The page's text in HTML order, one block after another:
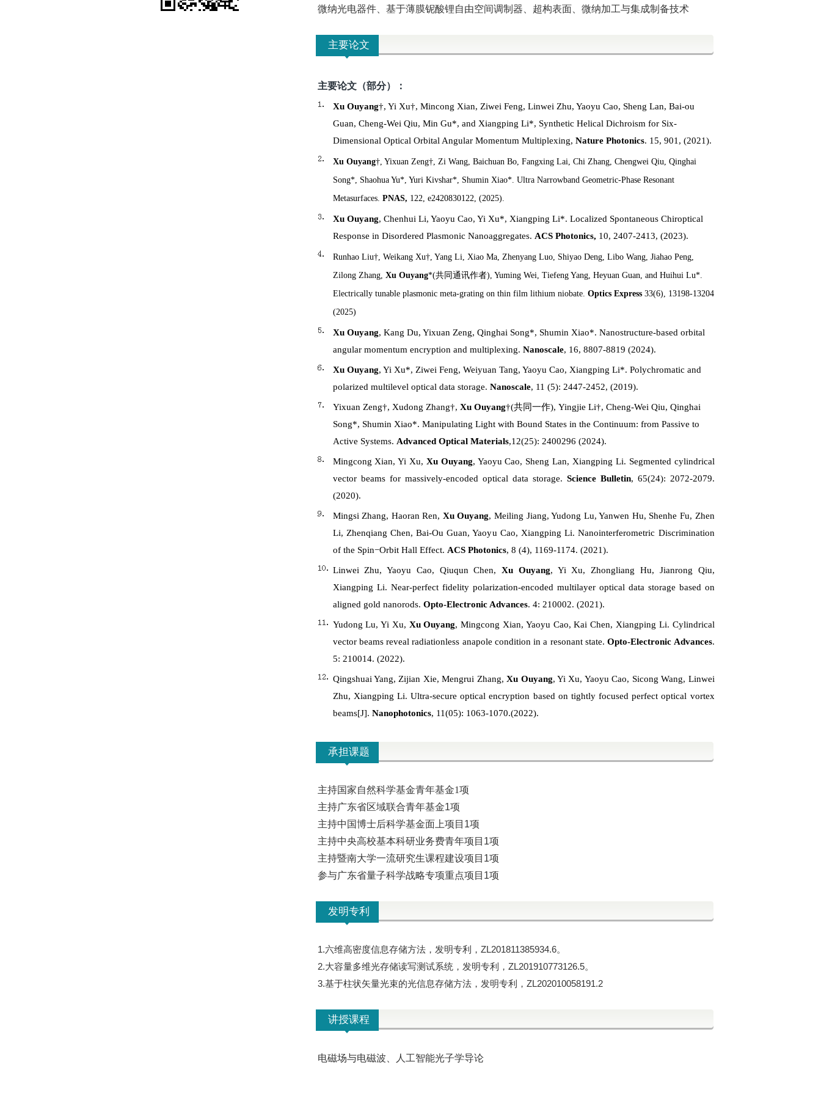
微纳光电器件、基于薄膜铌酸锂自由空间调制器、超构表面、 微纳加工与集成制备技术
主要论文
主要论文（部分）：
Xu Ouyang†, Yi Xu†, Mincong Xian, Ziwei Feng, Linwei Zhu, Yaoyu Cao, Sheng Lan, Bai-ou
Guan, Cheng-Wei Qiu, Min Gu*, and Xiangping Li*, Synthetic Helical Dichroism for Six-
Dimensional Optical Orbital Angular Momentum Multiplexing, Nature Photonics. 15, 901, (2021).
Xu Ouyang†, Yixuan Zeng†, Zi Wang, Baichuan Bo, Fangxing Lai, Chi Zhang, Chengwei Qiu, Qinghai
Song*, Shaohua Yu*, Yuri Kivshar*, Shumin Xiao*. Ultra Narrowband Geometric-Phase Resonant
Metasurfaces. PNAS, 122, e2420830122, (2025).
Xu Ouyang, Chenhui Li, Yaoyu Cao, Yi Xu*, Xiangping Li*. Localized Spontaneous Chiroptical
Response in Disordered Plasmonic Nanoaggregates. ACS Photonics, 10, 2407-2413, (2023).
Runhao Liu†, Weikang Xu†, Yang Li, Xiao Ma, Zhenyang Luo, Shiyao Deng, Libo Wang, Jiahao Peng,
Zilong Zhang, Xu Ouyang*(共同通讯作者), Yuming Wei, Tiefeng Yang, Heyuan Guan, and Huihui Lu*.
Electrically tunable plasmonic meta-grating on thin film lithium niobate. Optics Express33(6), 13198-13204
(2025)
Xu Ouyang, Kang Du, Yixuan Zeng, Qinghai Song*, Shumin Xiao*. Nanostructure-based orbital
angular momentum encryption and multiplexing. Nanoscale, 16, 8807-8819 (2024).
Xu Ouyang, Yi Xu*, Ziwei Feng, Weiyuan Tang, Yaoyu Cao, Xiangping Li*. Polychromatic and
polarized multilevel optical data storage. Nanoscale, 11 (5): 2447-2452, (2019).
Yixuan Zeng†, Xudong Zhang†, Xu Ouyang†(共同一作), Yingjie Li†, Cheng-Wei Qiu, Qinghai
Song*, Shumin Xiao*. Manipulating Light with Bound States in the Continuum: from Passive to
Active Systems. Advanced Optical Materials,12(25): 2400296 (2024).
Mingcong Xian, Yi Xu, Xu Ouyang, Yaoyu Cao, Sheng Lan, Xiangping Li. Segmented cylindrical
vector beams for massively-encoded optical data storage. Science Bulletin, 65(24): 2072-2079.
(2020).
Mingsi Zhang, Haoran Ren, Xu Ouyang, Meiling Jiang, Yudong Lu, Yanwen Hu, Shenhe Fu, Zhen
Li, Zhenqiang Chen, Bai-Ou Guan, Yaoyu Cao, Xiangping Li. Nanointerferometric Discrimination
of the Spin−Orbit Hall Effect. ACS Photonics, 8 (4), 1169-1174. (2021).
Linwei Zhu, Yaoyu Cao, Qiuqun Chen,Xu Ouyang, Yi Xu, Zhongliang Hu, Jianrong Qiu,
Xiangping Li. Near-perfect fidelity polarization-encoded multilayer optical data storage based on
aligned gold nanorods. Opto-Electronic Advances. 4: 210002. (2021).
Yudong Lu, Yi Xu, Xu Ouyang, Mingcong Xian, Yaoyu Cao, Kai Chen, Xiangping Li. Cylindrical
vector beams reveal radiationless anapole condition in a resonant state.Opto-Electronic Advances.
5: 210014. (2022).
Qingshuai Yang, Zijian Xie, Mengrui Zhang,Xu Ouyang, Yi Xu, Yaoyu Cao, Sicong Wang, Linwei
Zhu, Xiangping Li. Ultra-secure optical encryption based on tightly focused perfect optical vortex
beams[J]. Nanophotonics, 11(05): 1063-1070.(2022).
承担课题
主持国家自然科学基金青年基金1项
主持广东省区域联合青年基金1项
主持中国博士后科学基金面上项目 1项
主持中央高校基本科研业务费青年项目 1项
主持暨南大学一流研究生课程建设项目 1项
参与广东省量子科学战略专项重点项目 1项
发明专利
1.六维高密度信息存储方法， 发明专利， ZL201811385934.6。
2.大容量多维光存储读写测试系统， 发明专利， ZL201910773126.5。
3.基于柱状矢量光束的光信息存储方法， 发明专利， ZL202010058191.2
讲授课程
电磁场与电磁波、 人工智能光子学导论